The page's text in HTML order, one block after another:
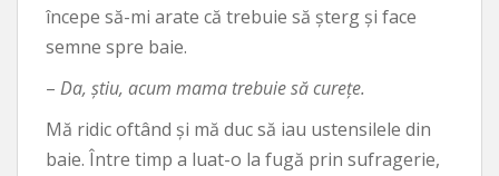
începe să-mi arate că trebuie să șterg și face
semne spre baie.
– Da, știu, acum mama trebuie să curețe.
Mă ridic oftând și mă duc să iau ustensilele din
baie. Între timp a luat-o la fugă prin sufragerie,